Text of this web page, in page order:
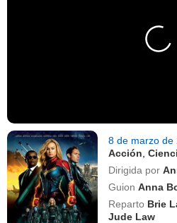
8 de marzo
Acción ,
Dirigida por
Guion Anna
Reparto Brie
Jude Law